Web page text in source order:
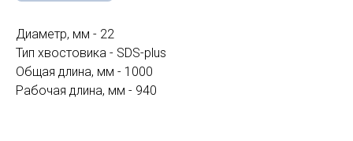
Диаметр, мм - 22
Тип хвостовика - SDS-plus
Общая длина, мм - 1000
Рабочая длина, мм - 940